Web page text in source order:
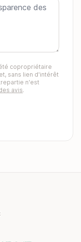
copropriétaire
sans lien d'intérêt
n'est
avis.